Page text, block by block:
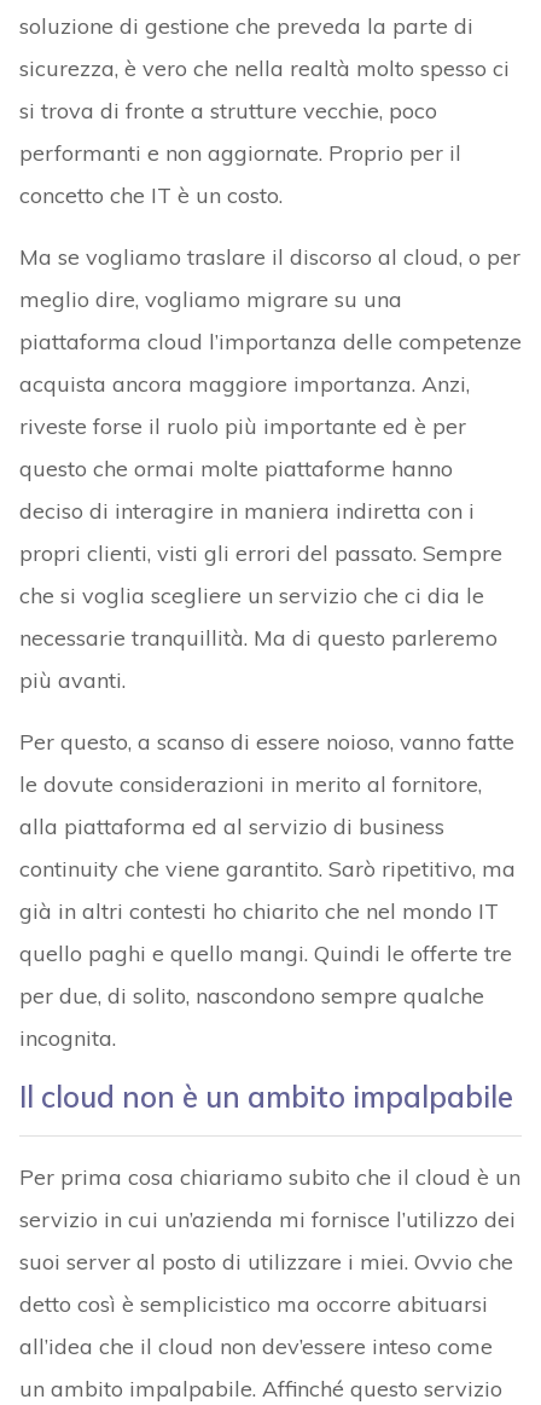
soluzione di gestione che preveda la parte di
sicurezza, è vero che nella realtà molto spesso ci
si trova di fronte a strutture vecchie, poco
performanti e non aggiornate. Proprio per il
concetto che IT è un costo.
Ma se vogliamo traslare il discorso al cloud, o per
meglio dire, vogliamo migrare su una
piattaforma cloud l’importanza delle competenze
acquista ancora maggiore importanza. Anzi,
riveste forse il ruolo più importante ed è per
questo che ormai molte piattaforme hanno
deciso di interagire in maniera indiretta con i
propri clienti, visti gli errori del passato. Sempre
che si voglia scegliere un servizio che ci dia le
necessarie tranquillità. Ma di questo parleremo
più avanti.
Per questo, a scanso di essere noioso, vanno fatte
le dovute considerazioni in merito al fornitore,
alla piattaforma ed al servizio di business
continuity che viene garantito. Sarò ripetitivo, ma
già in altri contesti ho chiarito che nel mondo IT
quello paghi e quello mangi. Quindi le offerte tre
per due, di solito, nascondono sempre qualche
incognita.
Il cloud non è un ambito impalpabile
Per prima cosa chiariamo subito che il cloud è un
servizio in cui un’azienda mi fornisce l’utilizzo dei
suoi server al posto di utilizzare i miei. Ovvio che
detto così è semplicistico ma occorre abituarsi
all’idea che il cloud non dev’essere inteso come
un ambito impalpabile. Affinché questo servizio